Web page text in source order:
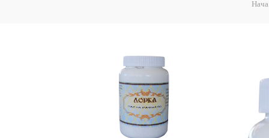
ТЯЛО
ТЕБЕШИРЕНИ БОИ
АКРИЛ ГЛАНЦ
АКРИЛ ЕЛАСТИК